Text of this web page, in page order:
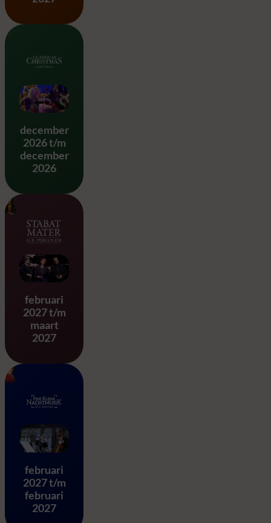
Classical Christmas
december
2026 t/m
december
2026
Stabat Mater – G.B.
februari
2027 t/m
maart
2027
Eine Kleine Nachtmusik –
februari
2027 t/m
februari
2027